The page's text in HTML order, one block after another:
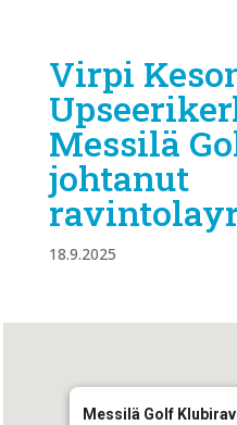
Virpi
Messilä
johtanut
18.9.2025
Messilä Golf